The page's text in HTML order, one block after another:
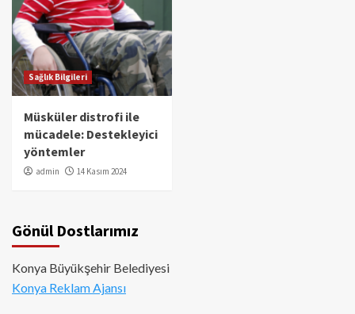
Sağlık Bilgileri
Müsküler distrofi ile
mücadele: Destekleyici
yöntemler
admin 14 Kasım 2024
Gönül Dostlarımız
Konya Büyükşehir Belediyesi
Konya Reklam Ajansı